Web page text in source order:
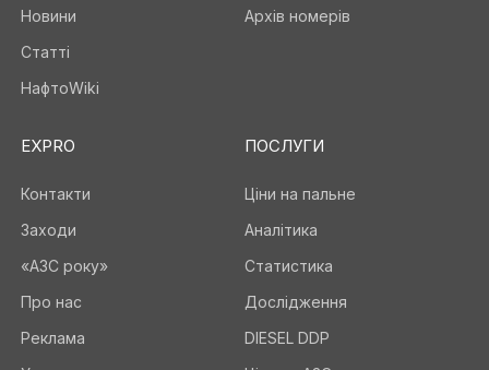
Новини
Статті
НафтоWiki
Архів номерів
EXPRO
Контакти
Заходи
«АЗС року»
Про нас
Реклама
ПОСЛУГИ
Ціни на пальне
Аналітика
Статистика
Дослідження
DIESEL DDP